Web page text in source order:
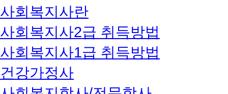
사회복지사란
사회복지사2급 취득방법
사회복지사1급 취득방법
건강가정사